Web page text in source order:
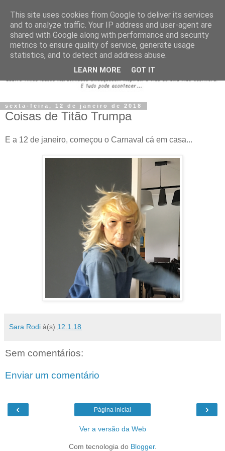
sexta-feira, 12 de janeiro de 2018
Coisas de Titão Trumpa
E a 12 de janeiro, começou o Carnaval cá em casa...
Sara Rodi à(s) 12.1.18
Sem comentários:
Enviar um comentário
‹ ›
Página inicial
Ver a versão da Web
Com tecnologia do Blogger.
This site uses cookies from Google to deliver its services
and to analyze traffic. Your IP address and user-agent are
shared with Google along with performance and security
metrics to ensure quality of service, generate usage
statistics, and to detect and address abuse.
LEARN MORE GOT IT